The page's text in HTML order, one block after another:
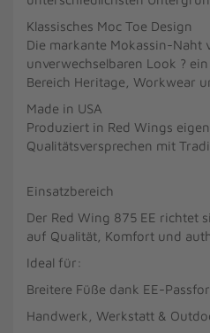
Klassisches Moc Toe Design
Die markante Mokassin-Naht
unverwechselbaren Look ?
Bereich Heritage, Workwear
Made in USA
Produziert in Red Wings
Qualitätsversprechen mit
Einsatzbereich
Der Red Wing 875 EE richtet
auf Qualität, Komfort und
Ideal für:
Breitere Füße dank EE-
Handwerk, Werkstatt &